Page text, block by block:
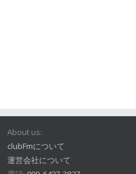
About us:
clubFmについて
運営会社について